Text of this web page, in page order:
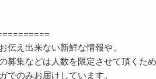
伝え出来ない新鮮な情報や、
募集などは人数を限定させて頂くため
でのみお届けしています。